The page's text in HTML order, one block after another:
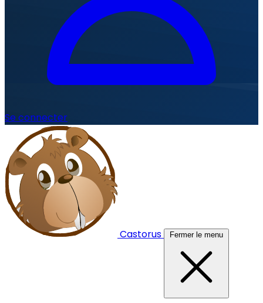
Se connecter
Castorus Fermer le menu